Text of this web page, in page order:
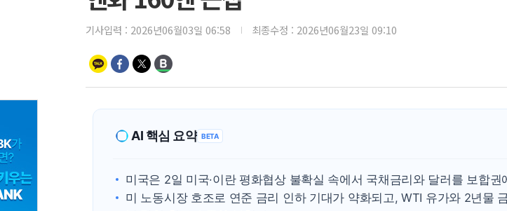
양주
김정관
주한미
기사입력 : 2026년06월03일 06:58 최종수정 : 2026년06월23일 09:10
AI 핵심 요약 BETA
미국은 2일 미국·이란 평화협상 불확실 속에서 국채금리와 달러를 보합권
미 노동시장 호조로 연준 금리 인하 기대가 약화되고, WTI 유가와 2년물